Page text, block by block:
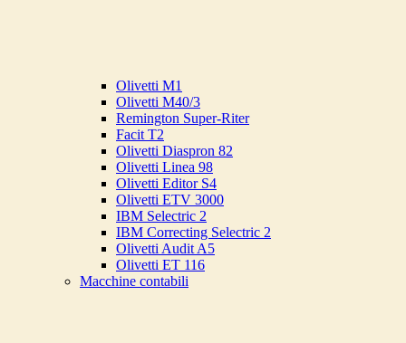
Olivetti M1
Olivetti M40/3
Remington Super-Riter
Facit T2
Olivetti Diaspron 82
Olivetti Linea 98
Olivetti Editor S4
Olivetti ETV 3000
IBM Selectric 2
IBM Correcting Selectric 2
Olivetti Audit A5
Olivetti ET 116
Macchine contabili